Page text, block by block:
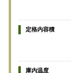
定格内容積
庫内温度